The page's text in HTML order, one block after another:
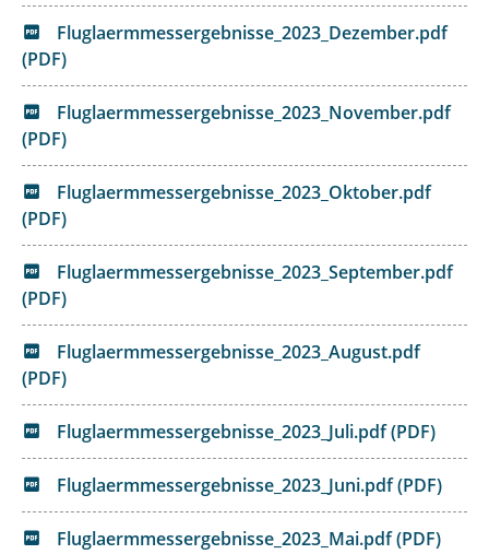
Fluglaermmessergebnisse_2023_Dezember.pdf
(PDF)
Fluglaermmessergebnisse_2023_November.pdf
(PDF)
Fluglaermmessergebnisse_2023_Oktober.pdf
(PDF)
Fluglaermmessergebnisse_2023_September.pdf
(PDF)
Fluglaermmessergebnisse_2023_August.pdf
(PDF)
Fluglaermmessergebnisse_2023_Juli.pdf (PDF)
Fluglaermmessergebnisse_2023_Juni.pdf (PDF)
Fluglaermmessergebnisse_2023_Mai.pdf (PDF)